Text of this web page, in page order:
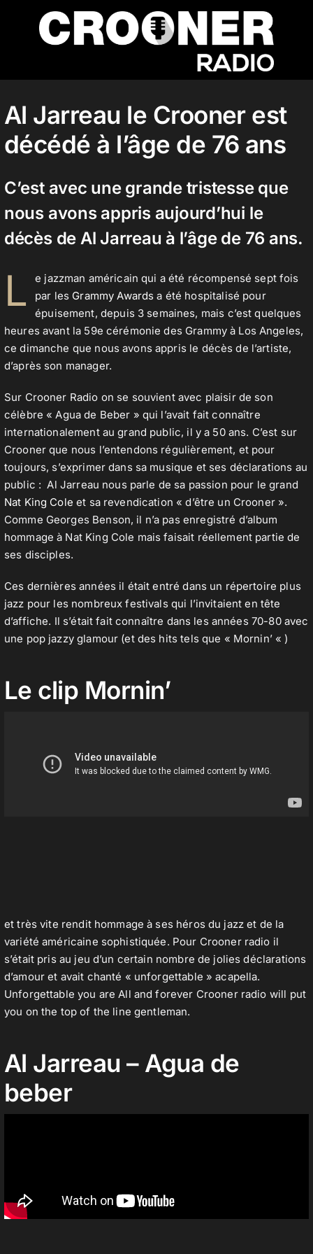
contenu
Accueil
Podcasts
Actualités
Télécharger notre application
Contact
Al Jarreau le Crooner est
décédé à l’âge de 76 ans
C’est avec une grande tristesse que
nous avons appris aujourd’hui le
décès de Al Jarreau à l’âge de 76 ans.
L
e jazzman américain qui a été récompensé sept fois
par les Grammy Awards a été hospitalisé pour
épuisement, depuis 3 semaines, mais c’est quelques
heures avant la 59e cérémonie des Grammy à Los Angeles,
ce dimanche que nous avons appris le décès de l’artiste,
d’après son manager.
Sur Crooner Radio on se souvient avec plaisir de son
célèbre « Agua de Beber » qui l’avait fait connaître
internationalement au grand public, il y a 50 ans. C’est sur
Crooner que nous l’entendons régulièrement, et pour
toujours, s’exprimer dans sa musique et ses déclarations au
public : Al Jarreau nous parle de sa passion pour le grand
Nat King Cole et sa revendication « d’être un Crooner ».
Comme Georges Benson, il n’a pas enregistré d’album
hommage à Nat King Cole mais faisait réellement partie de
ses disciples.
Ces dernières années il était entré dans un répertoire plus
jazz pour les nombreux festivals qui l’invitaient en tête
d’affiche. Il s’était fait connaître dans les années 70-80 avec
une pop jazzy glamour (et des hits tels que « Mornin’ « )
Le clip Mornin’
et très vite rendit hommage à ses héros du jazz et de la
variété américaine sophistiquée. Pour Crooner radio il
s’était pris au jeu d’un certain nombre de jolies déclarations
d’amour et avait chanté « unforgettable » acapella.
Unforgettable you are All and forever Crooner radio will put
you on the top of the line gentleman.
Al Jarreau – Agua de
beber